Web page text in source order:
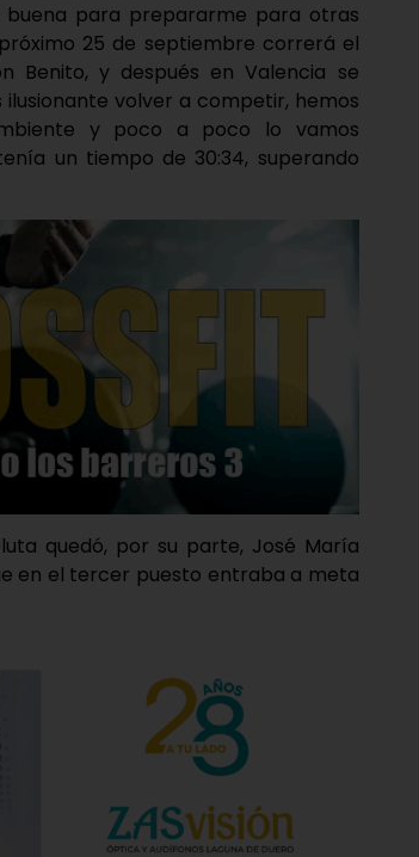
para prepararme para otras
25 de septiembre correrá el
Benito, y después en Valencia se
ilusionante volver a competir, hemos
y poco a poco lo vamos
un tiempo de 30:34, superando
quedó, por su parte, José María
en el tercer puesto entraba a meta